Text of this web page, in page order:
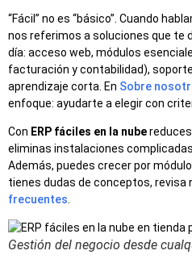
“Fácil” no es “básico”. Cuando
nos referimos a soluciones que te
día: acceso web, módulos
facturación y contabilidad),
aprendizaje corta. En Sobre
enfoque: ayudarte a elegir con
Con ERP fáciles en la nube
eliminas instalaciones
Además, puedes crecer por
tienes dudas de conceptos, revisa
frecuentes
Gestión del negocio desde